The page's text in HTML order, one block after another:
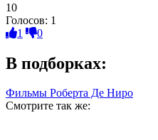
10
Голосов: 1
1
0
В подборках:
Фильмы Роберта Де Ниро
Смотрите так же: